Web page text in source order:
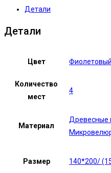
Детали
Детали
Цвет Фиолетовый
Количество
мест
4
Материал
Древесные
Размер 140*200/